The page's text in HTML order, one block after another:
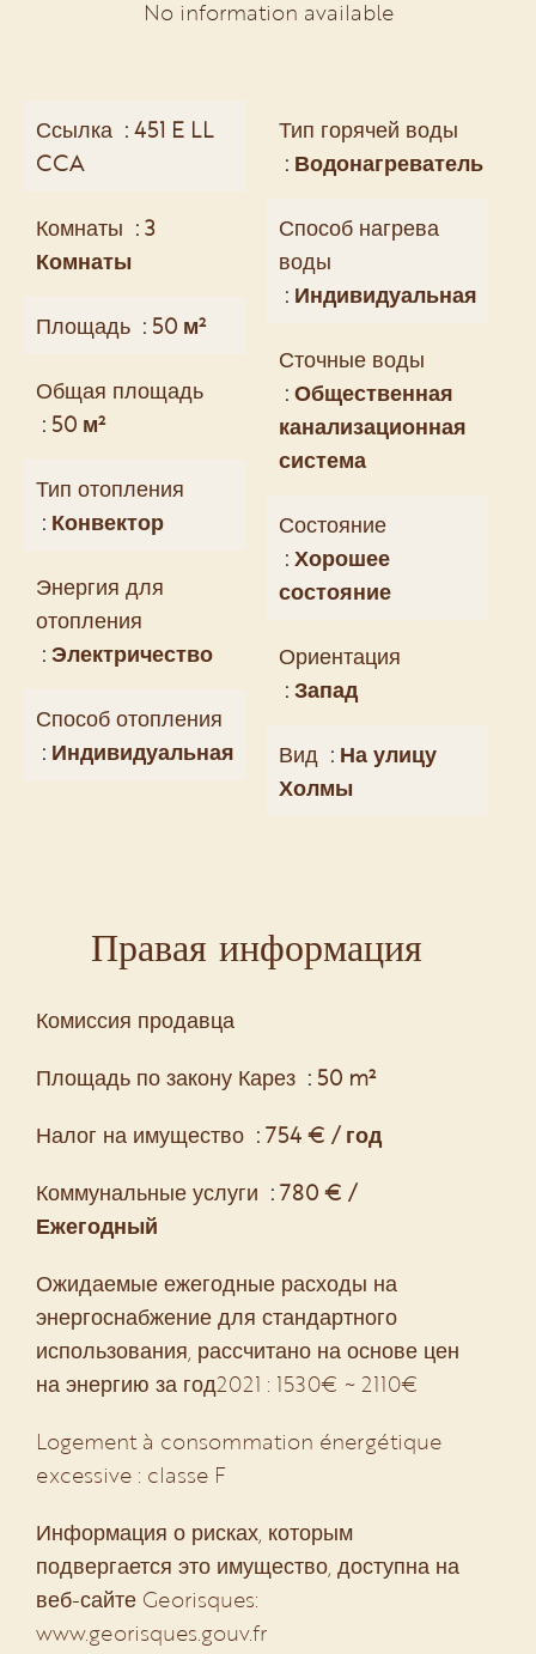
No information available
Ссылка
451 E LL
CCA
Комнаты
3
Комнаты
Площадь 50 м²
Общая площадь
50 м²
Тип отопления
Конвектор
Энергия для
отопления
Электричество
Способ отопления
Индивидуальная
Тип горячей воды
Водонагреватель
Способ нагрева
воды
Индивидуальная
Сточные воды
Общественная
канализационная
система
Состояние
Хорошее
состояние
Ориентация
Запад
Вид
На улицу
Холмы
Правая информация
Комиссия продавца
Площадь по закону Карез
50 m²
Налог на имущество
754 € / год
Коммунальные услуги
780 € /
Ежегодный
Ожидаемые ежегодные расходы на
энергоснабжение для стандартного
использования, рассчитано на основе цен
на энергию за год2021 : 1530€ ~ 2110€
Logement à consommation énergétique
excessive : classe F
Информация о рисках, которым
подвергается это имущество, доступна на
веб-сайте Georisques:
www.georisques.gouv.fr